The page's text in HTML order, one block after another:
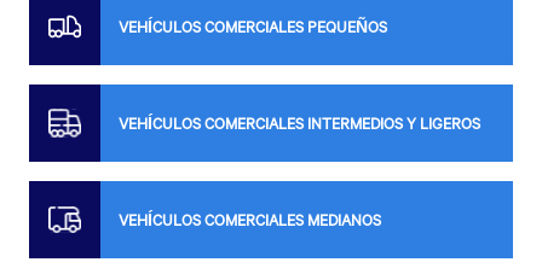
VEHÍCULOS COMERCIALES PEQUEÑOS
VEHÍCULOS COMERCIALES INTERMEDIOS Y LIGEROS
VEHÍCULOS COMERCIALES MEDIANOS